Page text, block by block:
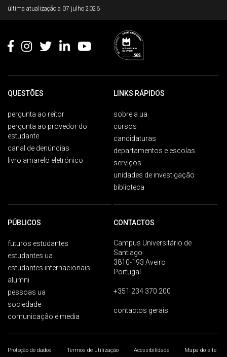
última atualização a 07 julho 2026
QUESTÕES
pergunta ao reitor
pergunta ao provedor do
estudante
canal de denúncias
livro amarelo eletrónico
LINKS RÁPIDOS
sobre a ua
cursos
candidaturas
departamentos e escolas
serviços
unidades de investigação
biblioteca
PÚBLICOS
futuros estudantes
estudantes ua
estudantes internacionais
alumni
pessoas ua
sociedade
comunicação e media
CONTACTOS
Campus Universitário de
Santiago
3810-193 Aveiro
Portugal
+351 234 370 200
contactos gerais
Proteção de dados Termos de utilização Acessibilidade Mapa do site